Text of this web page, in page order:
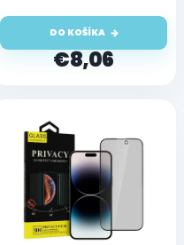
12/12 Pro
€8,06
DO KOŠÍKA